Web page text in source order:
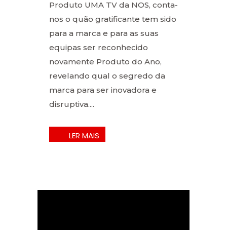
Produto UMA TV da NOS, conta-
nos o quão gratificante tem sido
para a marca e para as suas
equipas ser reconhecido
novamente Produto do Ano,
revelando qual o segredo da
marca para ser inovadora e
disruptiva....